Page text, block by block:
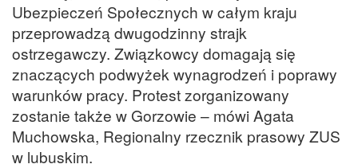
Ubezpieczeń Społecznych w całym kraju
przeprowadzą dwugodzinny strajk
ostrzegawczy. Związkowcy domagają się
znaczących podwyżek wynagrodzeń i poprawy
warunków pracy. Protest zorganizowany
zostanie także w Gorzowie – mówi Agata
Muchowska, Regionalny rzecznik prasowy ZUS
w lubuskim.